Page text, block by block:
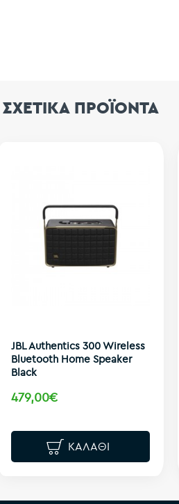
ΣΧΕΤΙΚΑ ΠΡΟΪΟΝΤΑ
JBL Authentics 300 Wireless
Bluetooth Home Speaker
Black
479,00€
ΚΑΛΆΘΙ